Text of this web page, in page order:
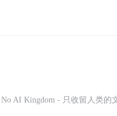
AI Kingdom - 只收留人类的